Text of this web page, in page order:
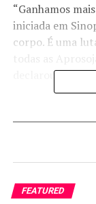
“Ganhamos
iniciada em
corpo. É uma
declarou Galvan.
Moratória
tivemos o apoio
FEATURED